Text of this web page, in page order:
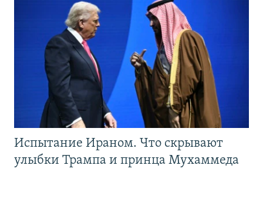
Испытание Ираном. Что скрывают
улыбки Трампа и принца Мухаммеда